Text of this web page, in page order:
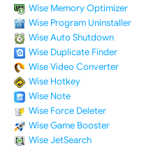
Wise Memory Optimizer
Wise Program Uninstaller
Wise Auto Shutdown
Wise Duplicate Finder
Wise Video Converter
Wise Hotkey
Wise Note
Wise Force Deleter
Wise Game Booster
Wise JetSearch